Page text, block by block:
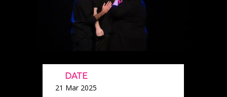
DATE
21 Mar 2025